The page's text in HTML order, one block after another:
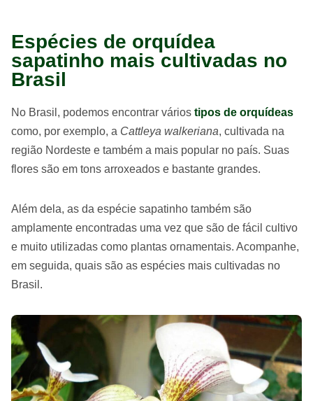
Espécies de orquídea
sapatinho mais cultivadas no
Brasil
No Brasil, podemos encontrar vários tipos de orquídeas
como, por exemplo, a Cattleya walkeriana, cultivada na
região Nordeste e também a mais popular no país. Suas
flores são em tons arroxeados e bastante grandes.
Além dela, as da espécie sapatinho também são
amplamente encontradas uma vez que são de fácil cultivo
e muito utilizadas como plantas ornamentais. Acompanhe,
em seguida, quais são as espécies mais cultivadas no
Brasil.